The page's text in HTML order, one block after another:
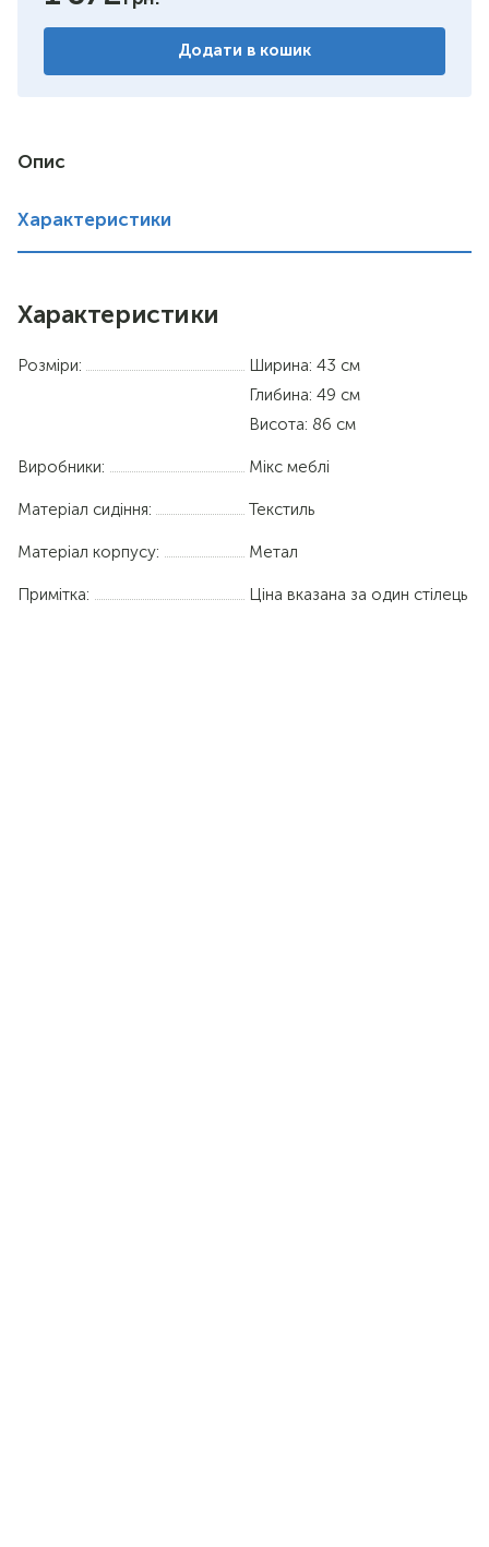
Додати в кошик
Опис
Характеристики
Характеристики
Розміри:
Ширина: 43 см
Глибина: 49 см
Висота: 86 см
Виробники: Мікс меблі
Матеріал сидіння: Текстиль
Матеріал корпусу: Метал
Примітка: Ціна вказана за один стілець